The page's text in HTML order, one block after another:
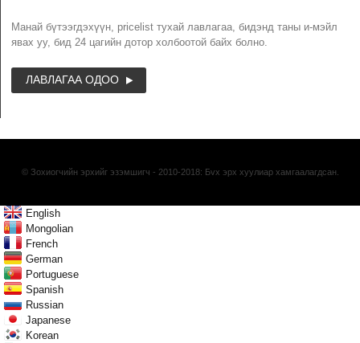
Манай бүтээгдэхүүн, pricelist тухай лавлагаа, бидэнд таны и-мэйл
явах уу, бид 24 цагийн дотор холбоотой байх болно.
ЛАВЛАГАА ОДОО
© Зохиогчийн эрхийг эзэмшигч - 2010-2018: Бvх эрх хуулиар хамгаалагдсан.
English
Mongolian
French
German
Portuguese
Spanish
Russian
Japanese
Korean